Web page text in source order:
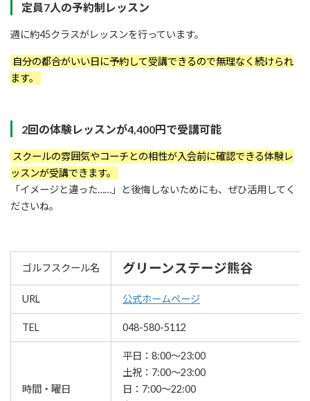
定員7人の予約制レッスン
週に約45クラスがレッスンを行っています。
自分の都合がいい日に予約して受講できるので無理なく続けられ
ます。
2回の体験レッスンが4,400円で受講可能
スクールの雰囲気やコーチとの相性が入会前に確認できる体験レ
ッスンが受講できます。
「イメージと違った……」と後悔しないためにも、ぜひ活用してく
ださいね。
ゴルフスクール名 グリーンステージ熊谷
URL 公式ホームページ
TEL 048-580-5112
時間・曜日
平日：8:00～23:00
土祝：7:00～23:00
日：7:00～22:00